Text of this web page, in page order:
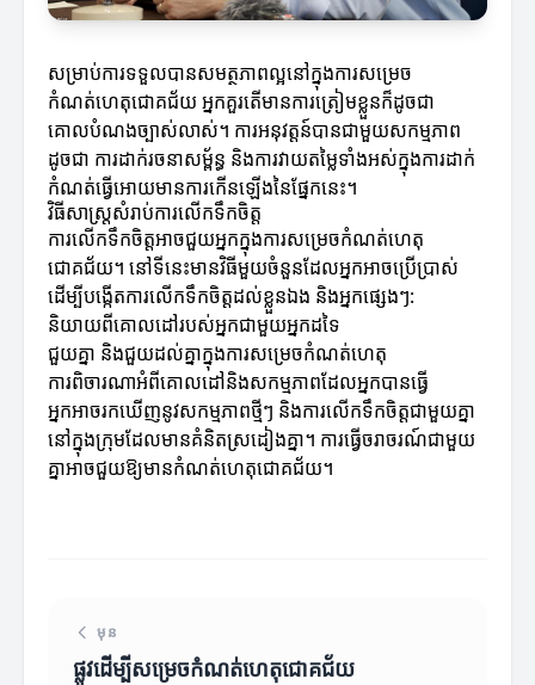
សម្រាប់ការទទួលបានសមត្ថភាពល្អនៅក្នុងការសម្រេច
កំណត់ហេតុជោគជ័យ អ្នកគួរតើមានការត្រៀមខ្លួនក៏ដូចជា
គោលបំណងច្បាស់លាស់។ ការអនុវត្តន៍បានជាមួយសកម្មភាព
ដូចជា ការដាក់រចនាសម្ព័ន្ធ និងការវាយតម្លៃទាំងអស់ក្នុងការដាក់
កំណត់ធ្វើអោយមានការកើនឡើងនៃផ្នែកនេះ។
វិធីសាស្ត្រសំរាប់ការលើកទឹកចិត្ត
ការលើកទឹកចិត្តអាចជួយអ្នកក្នុងការសម្រេចកំណត់ហេតុ
ជោគជ័យ។ នៅទីនេះមានវិធីមួយចំនួនដែលអ្នកអាចប្រើប្រាស់
ដើម្បីបង្កើតការលើកទឹកចិត្តដល់ខ្លួនឯង និងអ្នកផ្សេងៗ:
និយាយពីគោលដៅរបស់អ្នកជាមួយអ្នកដទៃ
ជួយគ្នា និងជួយដល់គ្នាក្នុងការសម្រេចកំណត់ហេតុ
ការពិចារណាអំពីគោលដៅនិងសកម្មភាពដែលអ្នកបានធ្វើ
អ្នកអាចរកឃើញនូវសកម្មភាពថ្មីៗ និងការលើកទឹកចិត្តជាមួយគ្នា
នៅក្នុងក្រុមដែលមានគំនិតស្រដៀងគ្នា។ ការធ្វើចរាចរណ៍ជាមួយ
គ្នាអាចជួយឱ្យមានកំណត់ហេតុជោគជ័យ។
មុន
ផ្លូវដើម្បីសម្រេចកំណត់ហេតុជោគជ័យ